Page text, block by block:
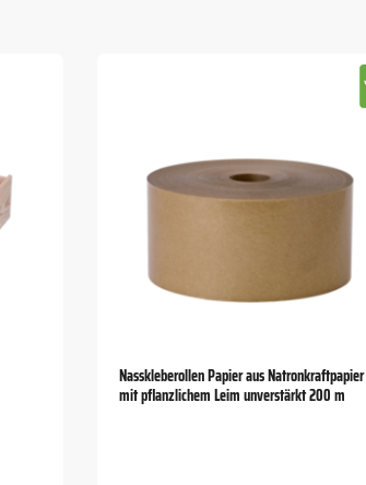
Nasskleberollen Papier aus Natronkraftpapier
mit pflanzlichem Leim unverstärkt 200 m